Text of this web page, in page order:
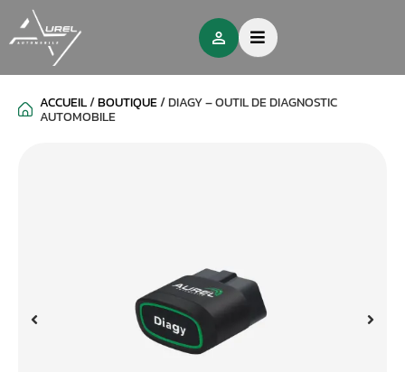
ACCUEIL/BOUTIQUE/DIAGY – OUTIL DE DIAGNOSTIC
AUTOMOBILE